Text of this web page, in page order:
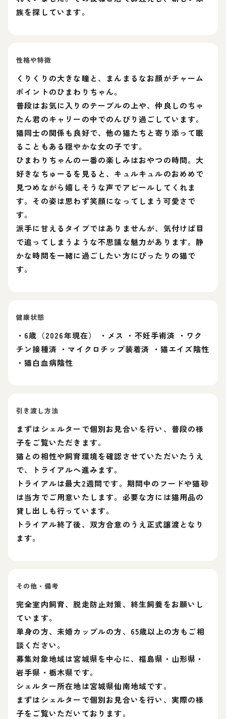
族を探しています。
性格や特徴
くりくりの大きな瞳と、まんまるなお顔がチャーム
ポイントのひまわりちゃん。
普段はお気に入りのテーブルの上や、仲良しのちゃ
たん君のキャリーの中でのんびり過ごしています。
猫同士の関係も良好で、他の猫たちと寄り添って眠
ることもある穏やかな女の子です。
ひまわりちゃんの一番の楽しみはおやつの時間。大
好きなちゅーるを見ると、キュルキュルのおめめで
見つめながら嬉しそうな声でアピールしてくれま
す。その姿は思わず笑顔になってしまう可愛さで
す。
派手に甘えるタイプではありませんが、気付けば目
で追ってしまうような不思議な魅力があります。静
かな時間を一緒に過ごしたい方にぴったりの猫で
す。
健康状態
・6歳（2026年現在） ・メス ・不妊手術済 ・ワク
チン接種済 ・マイクロチップ装着済 ・猫エイズ陰性
・猫白血病陰性
引き渡し方法
まずはシェルターで個別お見合いを行い、普段の様
子をご覧いただきます。
猫との相性や飼育環境を確認させていただいたうえ
で、トライアルへ進みます。
トライアルは最大2週間です。期間中のフードや猫砂
は当方でご用意いたします。必要な方には猫用品の
貸し出しも行っています。
トライアル終了後、双方合意のうえ正式譲渡となり
ます。
その他・備考
完全室内飼育、脱走防止対策、終生飼養をお願いし
ています。
単身の方、未婚カップルの方、65歳以上の方もご相
談ください。
募集対象地域は宮城県を中心に、福島県・山形県・
岩手県・栃木県です。
シェルター所在地は宮城県仙南地域です。
まずはシェルターで個別お見合いを行い、実際の様
子をご覧いただいております。